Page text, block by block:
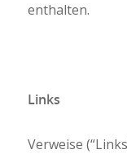
enthalten.
Links
Verweise